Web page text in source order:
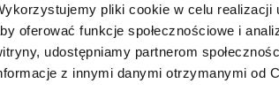
pliki cookie w celu realizacji
oferować funkcje społecznościowe i
udostępniamy partnerom
z innymi danymi otrzymanymi od
SPIDERMAN: CAŁKIEM NOWY DZIEŃ